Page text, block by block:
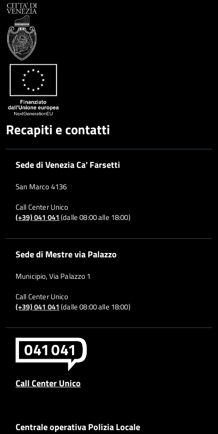
Recapiti e contatti
Sede di Venezia Ca' Farsetti
San Marco 4136
Call Center Unico
(+39) 041 041(dalle 08:00 alle 18:00)
Sede di Mestre via Palazzo
Municipio, Via Palazzo 1
Call Center Unico
(+39) 041 041(dalle 08:00 alle 18:00)
Call Center Unico
Centrale operativa Polizia Locale